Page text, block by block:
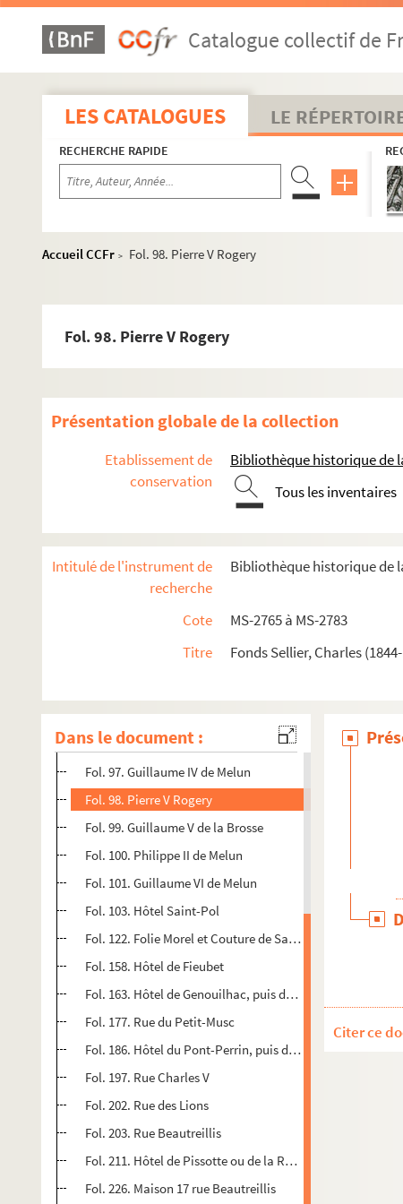
Catalogue collectif de
LES CATALOGUES LE
RECHERCHE RAPIDE
Accueil CCFr >
Fol. 98. Pierre V Rogery
Fol. 98. Pierre V Rogery
Présentation globale de la collection
Etablissement de
conservation
Bibliothèque historique de
Tous les inventaires
Intitulé de l'instrument de
recherche
Bibliothèque historique de
Cote
MS-2765 à MS-2783
Titre
Fonds Sellier, Charles
Dans le document :
2-MS-2766. Notes d'histoire de Paris, généralités. Tome 2
2-MS-2767. Quartier de Sens et de Saint-Pol
Fol. 24. Quai des Célestins et Rue des Barres
Fol. 35. Célestins et Carmes barrés
Fol. 82. Archidiocèse de Sens
Fol. 88. Etienne Becquard
Fol. 96. Philippe de Marigny
Fol. 97. Guillaume IV de Melun
Fol. 98. Pierre V Rogery
Fol. 99. Guillaume V de la Brosse
Fol. 100. Philippe II de Melun
Fol. 101. Guillaume VI de Melun
Fol. 103. Hôtel Saint-Pol
Fol. 122. Folie Morel et Couture de Saint-Eloi
Fol. 158. Hôtel de Fieubet
Fol. 163. Hôtel de Genouilhac, puis de Lavieuville
Fol. 177. Rue du Petit-Musc
Fol. 186. Hôtel du Pont-Perrin, puis du Petit-Musc,
Fol. 197. Rue Charles V
Fol. 202. Rue des Lions
Fol. 203. Rue Beautreillis
Fol. 211. Hôtel de Pissotte ou de la Reine
Fol. 226. Maison 17 rue Beautreillis
Citer ce